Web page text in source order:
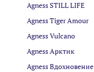
Agness STILL LIFE
Agness Tiger Amour
Agness Vulcano
Agness Арктик
Agness Вдохновение